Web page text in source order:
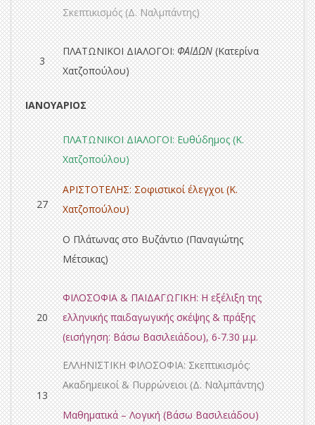
Σκεπτικισμός(Δ. Ναλμπάντης)
3
ΠΛΑΤΩΝΙΚΟΙ ΔΙΑΛΟΓΟΙ:ΦΑΙΔΩΝ(Κατερίνα
Χατζοπούλου)
ΙΑΝΟΥΑΡΙΟΣ
27
ΠΛΑΤΩΝΙΚΟΙ ΔΙΑΛΟΓΟΙ:Ευθύδημος(Κ.
Χατζοπούλου)
ΑΡΙΣΤΟΤΕΛΗΣ: Σοφιστικοί έλεγχοι (Κ.
Χατζοπούλου)
Ο Πλάτωνας στο Βυζάντιο (Παναγιώτης
Μέτσικας)
20
ΦΙΛΟΣΟΦΙΑ & ΠΑΙΔΑΓΩΓΙΚΗ: Η εξέλιξη της
ελληνικής παιδαγωγικής σκέψης & πράξης
(εισήγηση: Βάσω Βασιλειάδου), 6-7.30 μ.μ.
13
ΕΛΛΗΝΙΣΤΙΚΗ ΦΙΛΟΣΟΦΙΑ:Σκεπτικισμός:
Ακαδημεικοί & Πυρρώνειοι(Δ. Ναλμπάντης)
Μαθηματικά – Λογική(Βάσω Βασιλειάδου)